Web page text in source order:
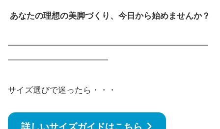
あなたの理想の美脚づくり、今日から始めませんか？
━━━━━━━━━━━━━━━━━━━━━━━━
━━━━━━━━━━━━
サイズ選びで迷ったら・・・
詳しいサイズガイドはこちら